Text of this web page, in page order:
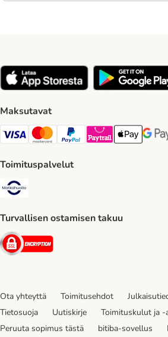
Maksutavat
VISA Payment Method
Mastercard Payment Method
Paypal Payment Method
Paytrail Payment
Apple Pay
Toimituspalvelut
Turvallisen ostamisen takuu
Security
Ota yhteyttä Toimitusehdot
Tietosuoja
Uutiskirje Toimituskulut ja -
Peruuta sopimus tästä
bitiba-sovellus